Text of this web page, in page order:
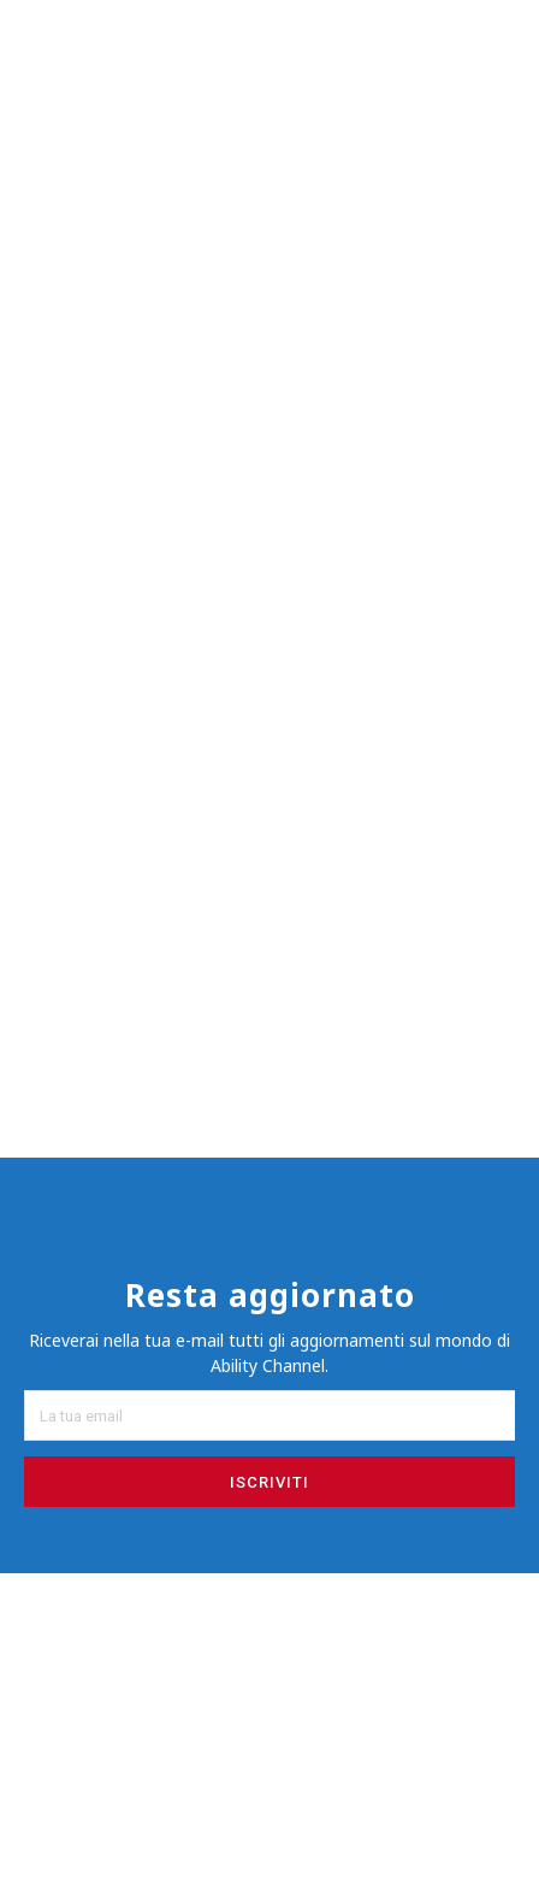
Resta aggiornato
Riceverai nella tua e-mail tutti gli aggiornamenti sul mondo di
Ability Channel.
ISCRIVITI